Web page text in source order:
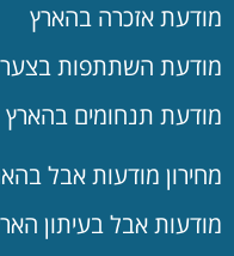
מודעת אזכרה בהארץ
מודעת השתתפות
מודעת תנחומים בהארץ
מחירון מודעות אבל
מודעות אבל בעיתון